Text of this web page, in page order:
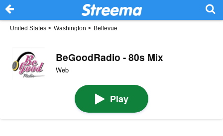
United States > Washington > Bellevue
BeGoodRadio - 80s Mix
Web
Play